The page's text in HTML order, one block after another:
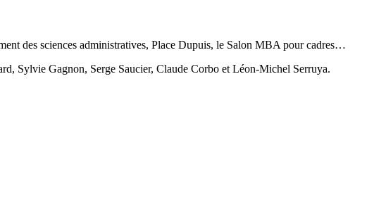
des sciences administratives, Place Dupuis, le Salon MBA pour cadres…
Sylvie Gagnon, Serge Saucier, Claude Corbo et Léon-Michel Serruya.